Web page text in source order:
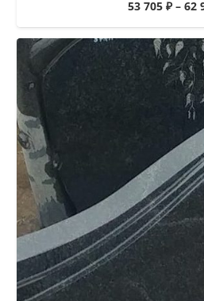
53 705 ₽– 62